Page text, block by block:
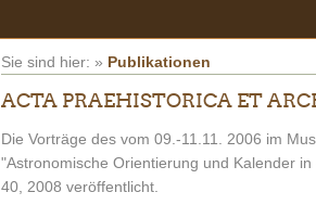
Sie sind hier: » Publikationen
ACTA PRAEHISTORICA ET
Die Vorträge des vom 09.-11.11. 2006 im
"Astronomische Orientierung und Kalender
40, 2008 veröffentlicht.